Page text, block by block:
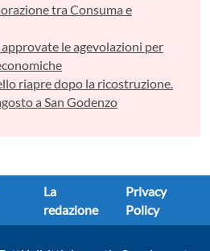
tra Consuma e
le agevolazioni per
riapre dopo la ricostruzione.
a San Godenzo
La
redazione
Privacy
Policy